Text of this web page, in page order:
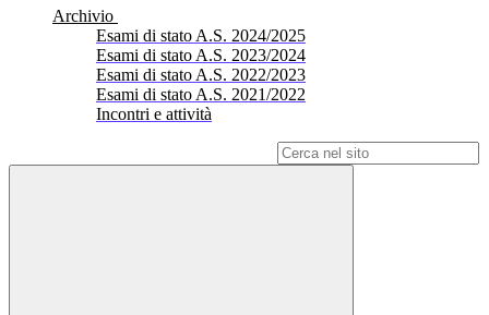
Archivio
Esami di stato A.S. 2024/2025
Esami di stato A.S. 2023/2024
Esami di stato A.S. 2022/2023
Esami di stato A.S. 2021/2022
Incontri e attività